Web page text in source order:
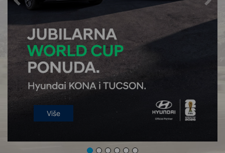
Više
Previous Next